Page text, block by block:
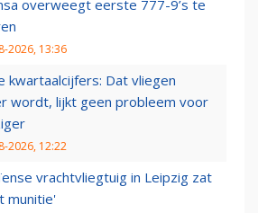
overweegt eerste 777-9’s te
2026, 13:36
kwartaalcijfers: Dat vliegen
wordt, lijkt geen probleem voor
2026, 12:22
vrachtvliegtuig in Leipzig zat
munitie'